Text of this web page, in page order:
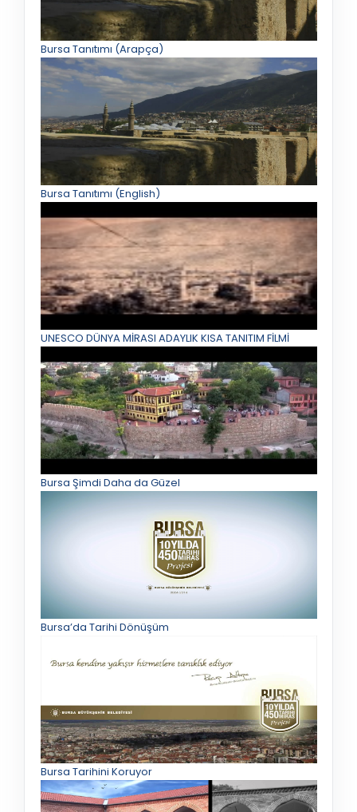
Bursa Tanıtımı (Arapça)
Bursa Tanıtımı (English)
UNESCO DÜNYA MİRASI ADAYLIK KISA TANITIM FİLMİ
Bursa Şimdi Daha da Güzel
Bursa’da Tarihi Dönüşüm
Bursa Tarihini Koruyor